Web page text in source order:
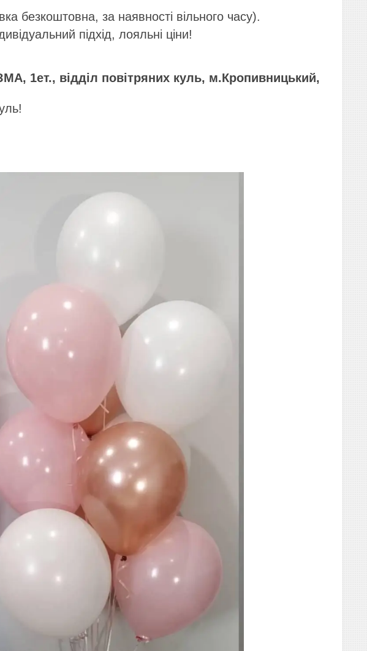
безкоштовна, за наявності вільного часу).
підхід, лояльні ціни!
1ет., відділ повітряних куль, м.Кропивницький,